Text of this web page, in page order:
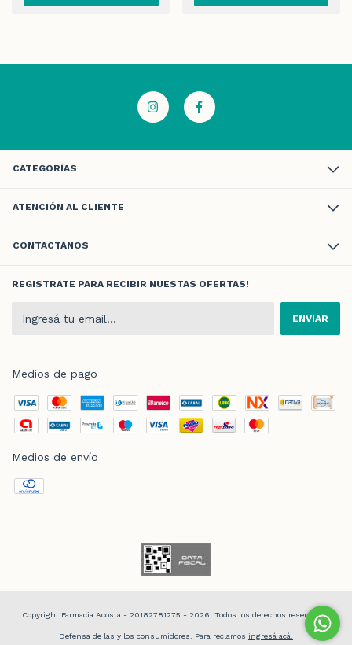
CATEGORÍAS
ATENCIÓN AL CLIENTE
CONTACTÁNOS
REGISTRATE PARA RECIBIR NUESTAS OFERTAS!
Medios de pago
Medios de envío
Copyright Farmacia Acosta - 20182781275 - 2026. Todos los derechos reservados.
Defensa de las y los consumidores. Para reclamos ingresá acá.